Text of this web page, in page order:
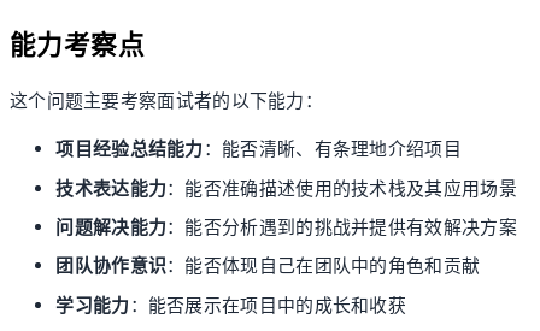
能力考察点
这个问题主要考察面试者的以下能力：
项目经验总结能力 ：能否清晰、有条理地介绍项目
技术表达能力：能否准确描述使用的技术栈及其应用场景
问题解决能力：能否分析遇到的挑战并提供有效解决方案
团队协作意识：能否体现自己在团队中的角色和贡献
学习能力 ：能否展示在项目中的成长和收获